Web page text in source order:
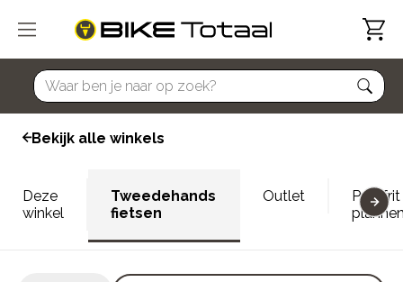
home
Bekijk alle winkels
Deze
winkel
Tweedehands
fietsen
Outlet
Proefrit